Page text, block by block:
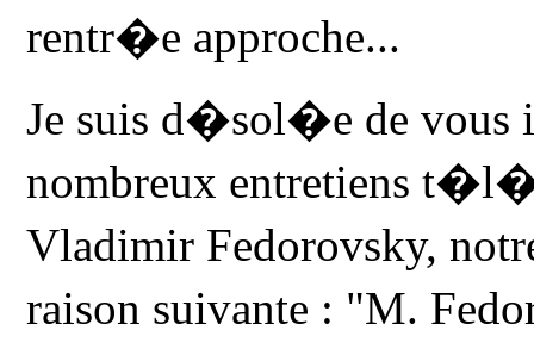
rentr�e approche...
Je suis d�sol�e de vous
nombreux entretiens
Vladimir Fedorovsky,
raison suivante : "M.